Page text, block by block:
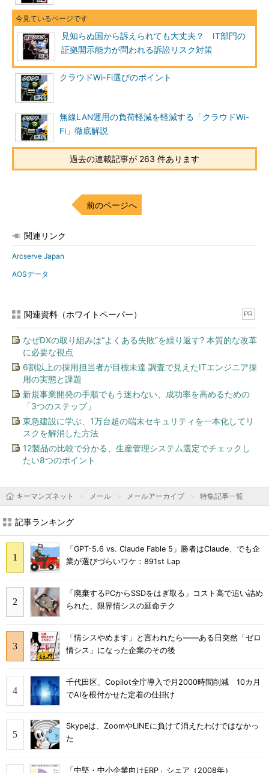
見知らぬ国から訴えられても大丈夫？ IT部門の
証拠開示能力が問われる訴訟リスク対策
クラウドWi-Fi選びのポイント
無線LAN運用の負荷軽減を軽減する「クラウドWi-
Fi」徹底解説
過去の連載記事が 263 件あります
前のページへ
関連リンク
Arcserve Japan
AOSデータ
関連資料（ホワイトペーパー） PR
なぜDXの取り組みは“よくある失敗”を繰り返す? 本質的な改革
に必要な視点
6割以上の採用担当者が目標未達 調査で見えたITエンジニア採
用の実態と課題
新規事業開発の手順でもう迷わない、成功率を高めるための
「3つのステップ」
東急建設に学ぶ、1万台超の端末セキュリティを一本化してリ
スクを解消した方法
12製品の比較で分かる、生産管理システム選定でチェックし
たい8つのポイント
キーマンズネット メール メールアーカイブ 特集記事一覧
記事ランキング
「GPT-5.6 vs. Claude Fable 5」勝者はClaude、でも企
業が選びづらいワケ：891st Lap
「廃棄するPCからSSDをはぎ取る」コスト高で追い詰め
られた、限界情シスの延命テク
「情シスやめます」と言われたら――ある日突然「ゼロ
情シス」になった企業のその後
千代田区、Copilot全庁導入で月2000時間削減 10カ月
でAIを根付かせた定着の仕掛け
Skypeは、ZoomやLINEに負けて消えたわけではなかっ
た
「中堅・中小企業向けERP」シェア（2008年）